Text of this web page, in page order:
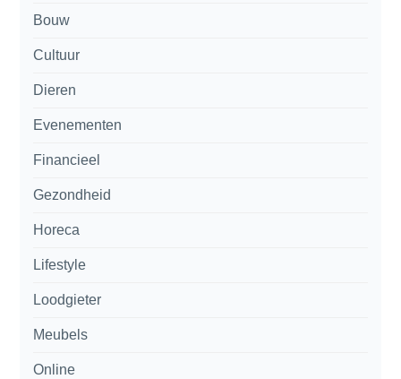
Bouw
Cultuur
Dieren
Evenementen
Financieel
Gezondheid
Horeca
Lifestyle
Loodgieter
Meubels
Online